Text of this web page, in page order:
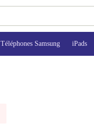
Téléphones Samsung iPads